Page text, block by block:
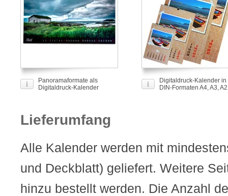
Panoramaformate als
Digitaldruck-Kalender
Digitaldruck-Kalender in
DIN-Formaten A4, A3,
Lieferumfang
Alle Kalender werden mit
und Deckblatt) geliefert. Weitere
hinzu bestellt werden. Die Anzahl